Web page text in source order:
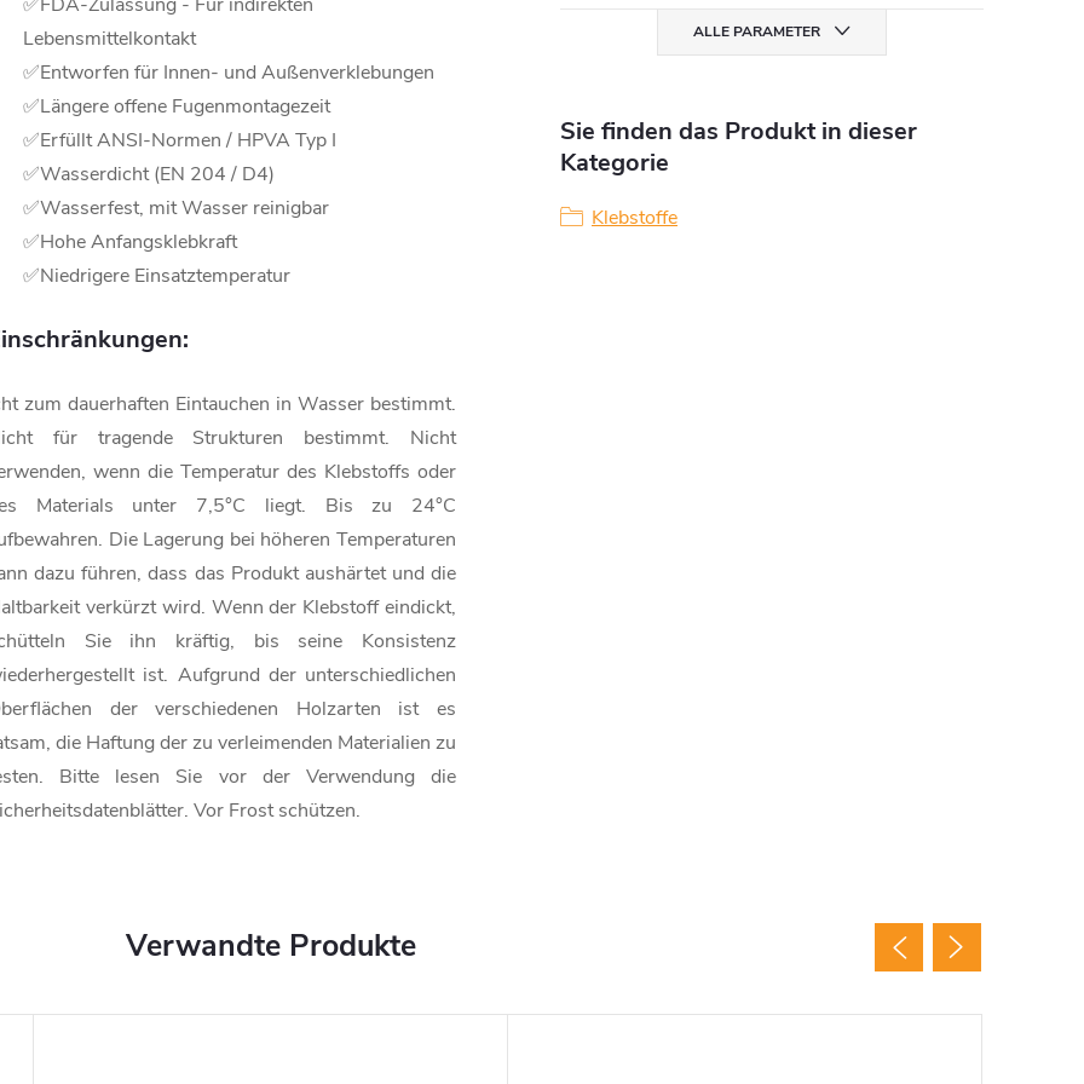
Lebensmittelkontakt
✅Entworfen für Innen- und Außenverklebungen
✅Längere offene Fugenmontagezeit
✅Erfüllt ANSI-Normen / HPVA Typ I
✅Wasserdicht (EN 204 / D4)
✅Wasserfest, mit Wasser reinigbar
✅Hohe Anfangsklebkraft
✅Niedrigere Einsatztemperatur
zum dauerhaften Eintauchen in Wasser bestimmt.
für tragende Strukturen bestimmt. Nicht
wenn die Temperatur des Klebstoffs oder
Materials unter 7,5°C liegt. Bis zu 24°C
Die Lagerung bei höheren Temperaturen
dazu führen, dass das Produkt aushärtet und die
verkürzt wird. Wenn der Klebstoff eindickt,
Sie ihn kräftig, bis seine Konsistenz
ist. Aufgrund der unterschiedlichen
der verschiedenen Holzarten ist es
die Haftung der zu verleimenden Materialien zu
Bitte lesen Sie vor der Verwendung die
Vor Frost schützen.
ALLE PARAMETER
Sie finden das Produkt in dieser
Kategorie
Klebstoffe
Verwandte Produkte